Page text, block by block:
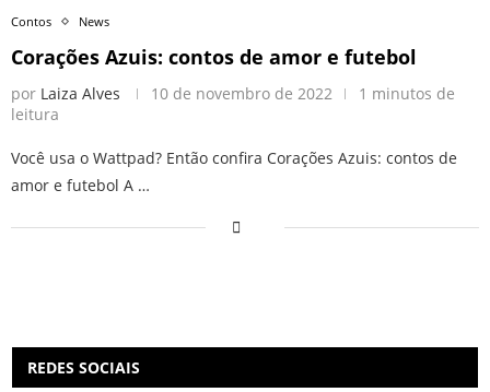
Contos News
Corações Azuis: contos de amor e futebol
por Laiza Alves 10 de novembro de 2022
1 minutos de
leitura
Você usa o Wattpad? Então confira Corações Azuis: contos de
amor e futebol A …
REDES SOCIAIS